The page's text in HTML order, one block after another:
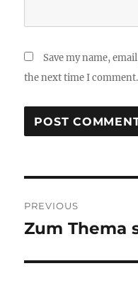
Save my name,
the next time I comment.
navigation
PREVIOUS
Previous
Zum Thema